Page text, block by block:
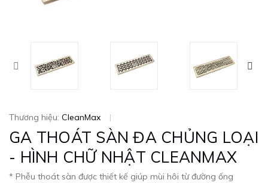
Thương hiệu: CleanMax |
GA THOÁT SÀN ĐA CHỦNG LOẠI
- HÌNH CHỮ NHẬT CLEANMAX
* Phễu thoát sàn được thiết kế giúp mùi hôi từ đường ống